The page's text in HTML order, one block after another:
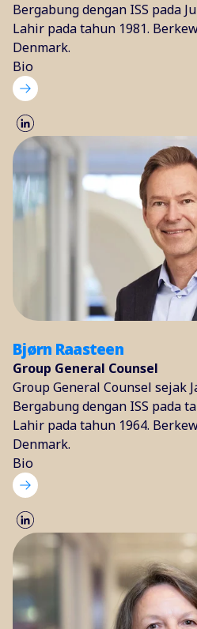
Bergabung dengan ISS pada
Lahir pada tahun 1981.
Denmark.
Bio
Bjørn Raasteen
Group General Counsel
Group General Counsel sejak
Bergabung dengan ISS pada
Lahir pada tahun 1964.
Denmark.
Bio